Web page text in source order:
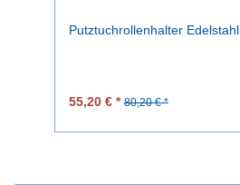
Putztuchrollenhalter Edelstahl
55,20 € * 80,20 € *